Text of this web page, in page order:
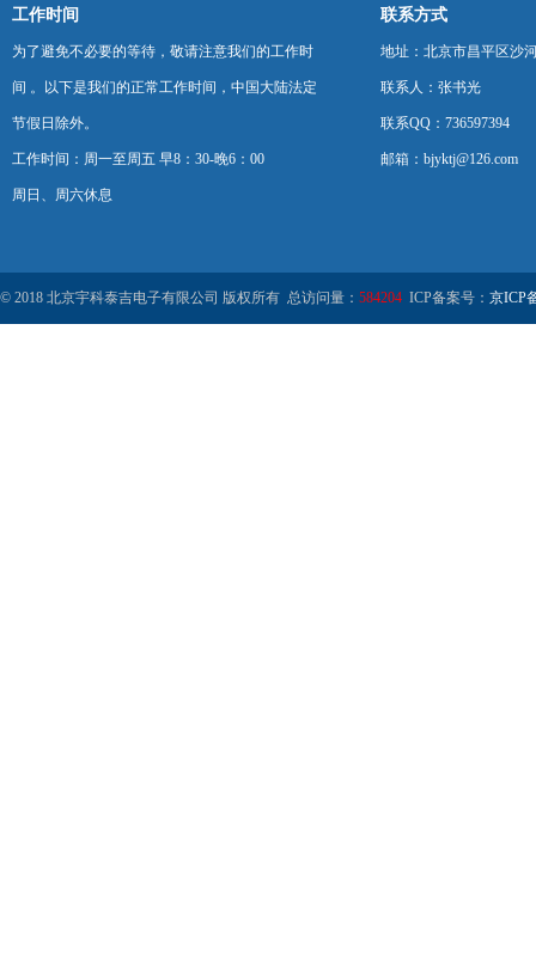
工作时间
为了避免不必要的等待，敬请注意我们的工作时
间 。以下是我们的正常工作时间，中国大陆法定
节假日除外。
工作时间：周一至周五 早8：30-晚6：00
周日、周六休息
联系方式
地址：北京市昌平区沙
联系人：张书光
联系QQ：736597394
邮箱：bjyktj@126.com
© 2018 北京宇科泰吉电子有限公司 版权所有 总访问量： 584204 ICP备案号： 京ICP